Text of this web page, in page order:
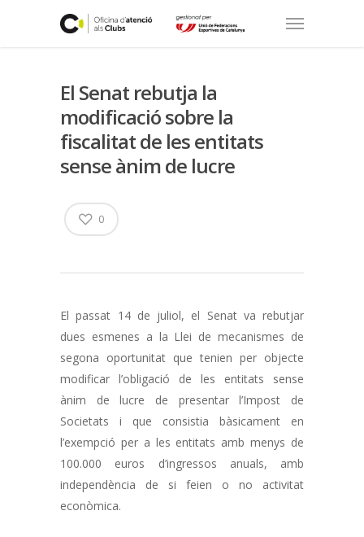
El Senat rebutja la
modificació sobre la
fiscalitat de les entitats
sense ànim de lucre
0
El passat 14 de juliol, el Senat va rebutjar
dues esmenes a la Llei de mecanismes de
segona oportunitat que tenien per objecte
modificar l’obligació de les entitats sense
ànim de lucre de presentar l’Impost de
Societats i que consistia bàsicament en
l’exempció per a les entitats amb menys de
100.000 euros d’ingressos anuals, amb
independència de si feien o no activitat
econòmica.